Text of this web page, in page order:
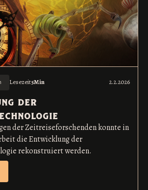
Lesezeit5Min 2.2.2026
der
der Zeitreiseforschenden konnte in
die Entwicklung der
rekonstruiert werden.